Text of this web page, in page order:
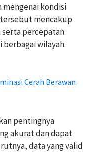
mengenai kondisi
mencakup
percepatan
berbagai wilayah.
Cerah Berawan
pentingnya
akurat dan dapat
data yang valid